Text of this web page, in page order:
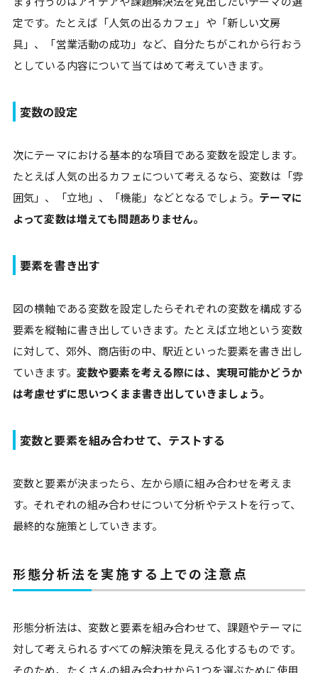
定です。たとえば「人気の出るカフェ」や「新しい文房
具」、「営業活動の成功」など、自分たちがこれから行おう
としている内容について当てはめて考えていきます。
変数の設定
次にテーマにおける基本的な項目である変数を設定します。
たとえば人気の出るカフェについて考えるなら、変数は「雰
囲気」、「立地」、「機能」などとなるでしょう。 テーマに
よって変数は増えても問題ありません。
要素を書き出す
図の横軸である変数を設定したらそれぞれの変数を構成する
要素を縦軸に書き出していきます。たとえば立地という変数
に対して、郊外、商店街の中、駅近といった要素を書き出し
ていきます。 変数や要素を考える際には、実現可能かどうか
は考慮せずに思いつくまま書き出していきましょう。
変数と要素を組み合わせて、テストする
変数と要素が決まったら、左から順に組み合わせを考えま
す。それぞれの組み合わせについて分析やテストを行って、
最終的な施策としていきます。
形態分析法を実施する上での注意点
形態分析法は、変数と要素を組み合わせて、課題やテーマに
対して考えられるすべての解決策を見える化するものです。
そのため、たくさんの組み合わせから1つを選ぶために使用